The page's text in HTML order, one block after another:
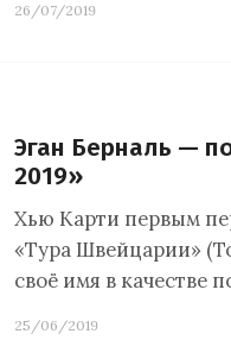
26/07/2019
Эган Берналь —
2019»
Хью Карти первым
«Тура Швейцарии»
своё имя в качестве
25/06/2019